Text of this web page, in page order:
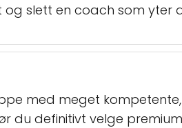
slett en coach som yter
med meget
du definitivt velge